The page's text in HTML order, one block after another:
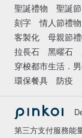
聖誕禮物 聖誕節
刻字
情人節禮物
客製化
母親節
拉長石
黑曜石
穿梭都市生活．
環保餐具
防疫
第三方支付服務能